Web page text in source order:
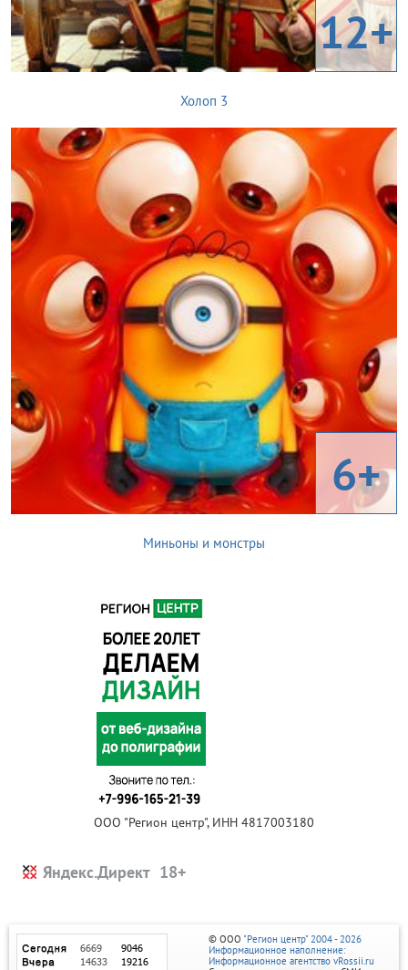
12+
Холоп 3
6+
Миньоны и монстры
ООО "Регион центр", ИНН 4817003180
Яндекс.Директ
© ООО "Регион центр" 2004 - 2026
Информационное наполнение:
Информационное агентство vRossii.ru